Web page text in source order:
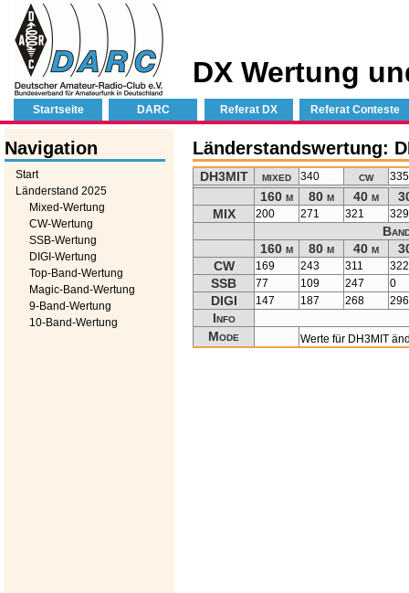
DX Wertung
Startseite DARC Referat DX Referat Conteste
Navigation
Start
Länderstand 2025
Mixed-Wertung
CW-Wertung
SSB-Wertung
DIGI-Wertung
Top-Band-Wertung
Magic-Band-Wertung
9-Band-Wertung
10-Band-Wertung
Länderstandswertung:
DH3MIT mixed 340 cw 335
160 m 80 m 40 m
MIX
200 271 321 329
160 m
80 m 40 m
CW
169 243 311 322
SSB 77 109 247 0
DIGI 147 187 268 296
Info
Mode
Werte für DH3MIT